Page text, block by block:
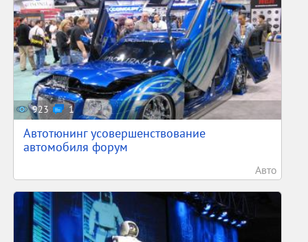
923 1
Автотюнинг усовершенствование
автомобиля форум
Авто